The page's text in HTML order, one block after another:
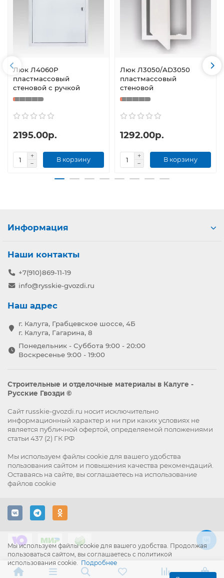
Люк Л4060Р
пластмассовый
стеновой с ручкой
2195.00р.
В корзину
Люк Л3050/AD3050
пластмассовый
стеновой
1292.00р.
В корзину
Мы используем файлы cookie для вашего удобства. Продолжая
пользоваться сайтом, вы соглашаетесь с политикой
использования cookie. Подробнее
Информация
Наши контакты
+7(910)869-11-19
info@rysskie-gvozdi.ru
Наш адрес
г. Калуга, Грабцевское шоссе, 4Б
г. Калуга, Гагарина, 8
Понедельник - Суббота 9:00 - 20:00
Воскресенье 9:00 - 19:00
Строительные и отделочные материалы в Калуге -
Русские Гвозди ©
Сайт russkie-gvozdi.ru носит исключительно
информационный характер и ни при каких условиях не
является публичной офертой, определяемой положениями
статьи 437 (2) ГК РФ
Мы используем файлы cookie для вашего удобства
пользования сайтом и повышения качества рекомендаций.
Оставаясь на сайте, вы соглашаетесь на использование
файлов cookie